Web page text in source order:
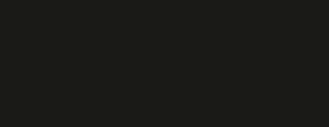
no estádio. Entendo a torcida
a galera de Brasília, que não tem
Mas eu acho que é a postura de
do mal, alguém que diminui o